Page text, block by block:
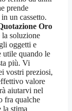
prende
un cassetto.
Oro
la soluzione
oggetti e
utile quando le
più. Vi
vostri preziosi,
valore
aiutarvi nel
fra qualche
la stima